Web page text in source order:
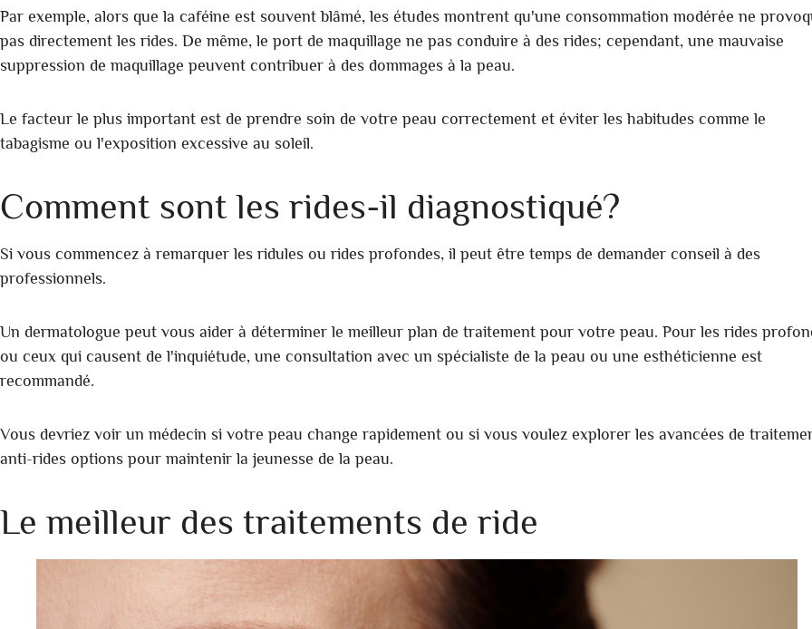
Par exemple, alors que la caféine est souvent blâmé, les études montrent qu'une consommation modérée ne
pas directement les rides. De même, le port de maquillage ne pas conduire à des rides; cependant, une mauvaise
suppression de maquillage peuvent contribuer à des dommages à la peau.
Le facteur le plus important est de prendre soin de votre peau correctement et éviter les habitudes comme le
tabagisme ou l'exposition excessive au soleil.
Comment sont les rides-il diagnostiqué?
Si vous commencez à remarquer les ridules ou rides profondes, il peut être temps de demander conseil à des
professionnels.
Un dermatologue peut vous aider à déterminer le meilleur plan de traitement pour votre peau. Pour les rides
ou ceux qui causent de l'inquiétude, une consultation avec un spécialiste de la peau ou une esthéticienne est
recommandé.
Vous devriez voir un médecin si votre peau change rapidement ou si vous voulez explorer les avancées de
anti-rides options pour maintenir la jeunesse de la peau.
Le meilleur des traitements de ride